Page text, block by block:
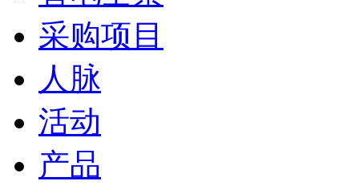
采购项目
人脉
活动
产品